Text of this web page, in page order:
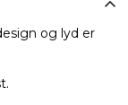
og lyd er